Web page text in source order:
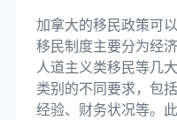
加拿大的移民政策可
移民制度主要分为经
人道主义类移民等几
类别的不同要求，包
经验、财务状况等。此